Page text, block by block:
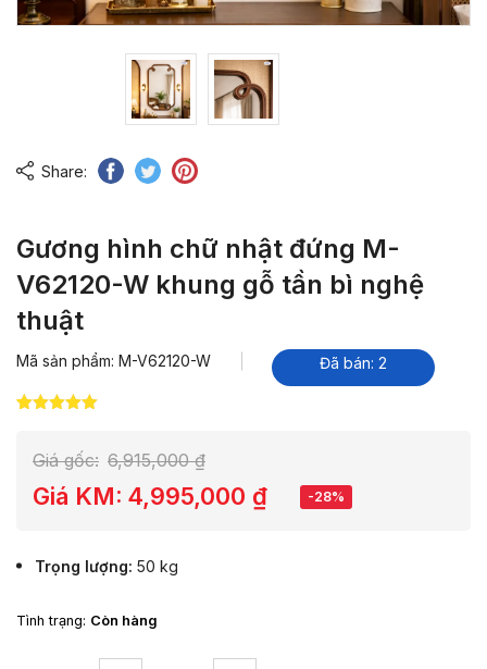
Share:
Gương hình chữ nhật đứng M-
V62120-W khung gỗ tần bì nghệ
thuật
Mã sản phẩm: M-V62120-W Đã bán: 2
đánh giá
Giá gốc: 6,915,000₫
Giá KM: 4,995,000 ₫ -28%
Trọng lượng 50 kg
Tình trạng: Còn hàng